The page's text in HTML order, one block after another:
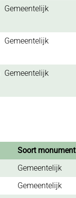
Gemeentelijk
Gemeentelijk
Gemeentelijk
Soort monument
Gemeentelijk
Gemeentelijk